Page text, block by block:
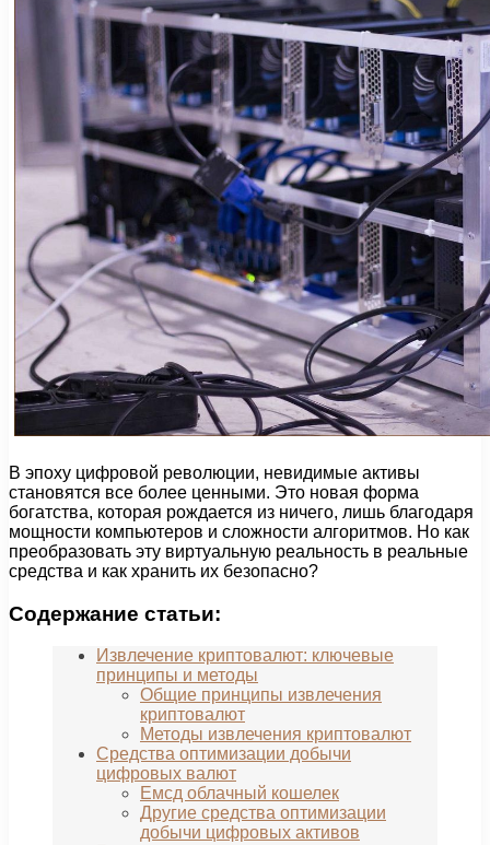
В эпоху цифровой революции, невидимые активы
становятся все более ценными. Это новая форма
богатства, которая рождается из ничего, лишь благодаря
мощности компьютеров и сложности алгоритмов. Но как
преобразовать эту виртуальную реальность в реальные
средства и как хранить их безопасно?
Содержание статьи:
Извлечение криптовалют: ключевые
принципы и методы
Общие принципы извлечения
криптовалют
Методы извлечения криптовалют
Средства оптимизации добычи
цифровых валют
Емсд облачный кошелек
Другие средства оптимизации
добычи цифровых активов